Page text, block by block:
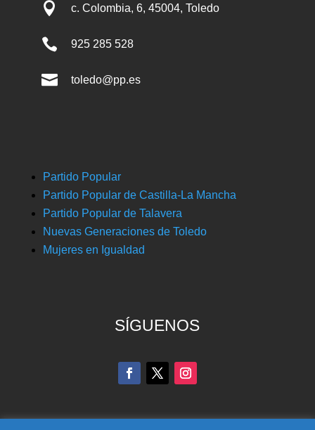
 c. Colombia, 6, 45004, Toledo
 925 285 528
 toledo@pp.es
Partido Popular
Partido Popular de Castilla-La Mancha
Partido Popular de Talavera
Nuevas Generaciones de Toledo
Mujeres en Igualdad
SÍGUENOS